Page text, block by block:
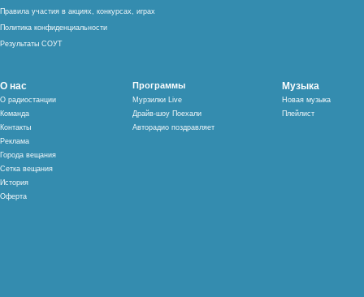
Правила участия в акциях, конкурсах, играх
Политика конфиденциальности
Результаты СОУТ
О нас
О радиостанции
Команда
Контакты
Реклама
Города вещания
Сетка вещания
История
Оферта
Программы
Мурзилки Live
Драйв-шоу Поехали
Авторадио поздравляет
Музыка
Новая музыка
Плейлист